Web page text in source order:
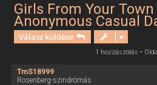
Girls From Your
Anonymous Casual
Válasz küldése
1 hozzászólás •
TmS18999
Rosenberg-szindrómás